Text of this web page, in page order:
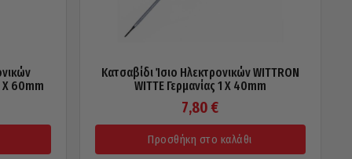
X 60mm
Κατσαβίδι Ίσιο Ηλεκτρονικών WITTRON
WITTE Γερμανίας 1 X 40mm
7,80 €
Προσθήκη στο καλάθι